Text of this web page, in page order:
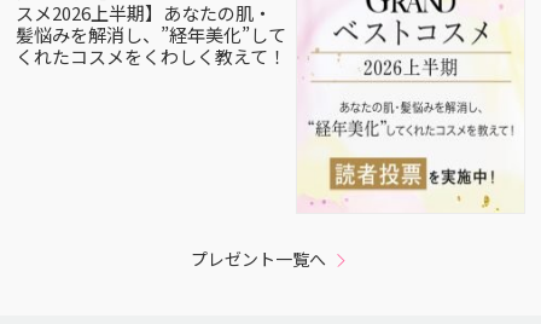
スメ2026上半期】あなたの肌・
髪悩みを解消し、”経年美化”して
くれたコスメをくわしく教えて！
プレゼント一覧へ